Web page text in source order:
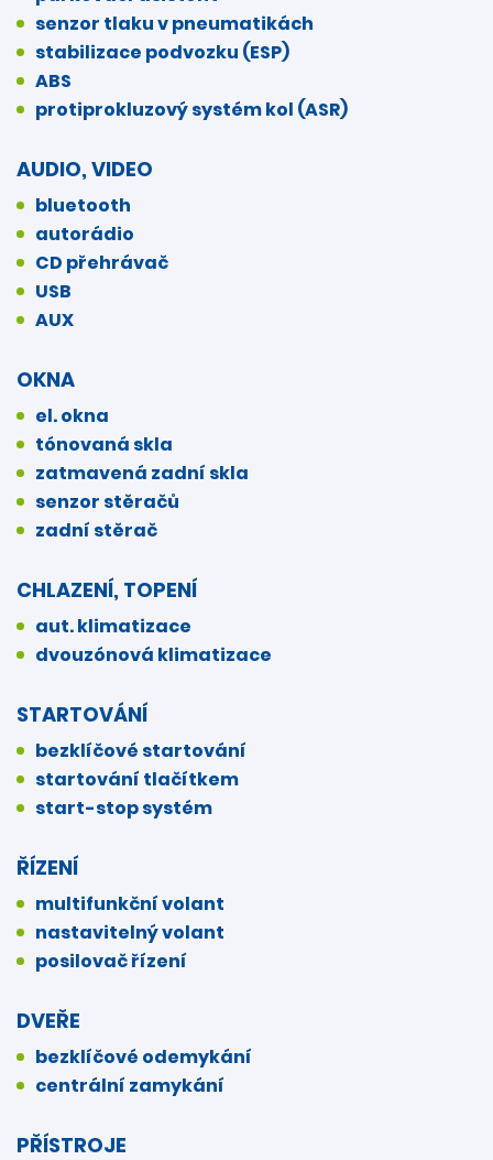
senzor tlaku v pneumatikách
stabilizace podvozku (ESP)
ABS
protiprokluzový systém kol (ASR)
AUDIO, VIDEO
bluetooth
autorádio
CD přehrávač
USB
AUX
OKNA
el. okna
tónovaná skla
zatmavená zadní skla
senzor stěračů
zadní stěrač
CHLAZENÍ, TOPENÍ
aut. klimatizace
dvouzónová klimatizace
STARTOVÁNÍ
bezklíčové startování
startování tlačítkem
start-stop systém
ŘÍZENÍ
multifunkční volant
nastavitelný volant
posilovač řízení
DVEŘE
bezklíčové odemykání
centrální zamykání
PŘÍSTROJE